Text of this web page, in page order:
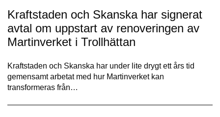
Kraftstaden och Skanska har signerat
avtal om uppstart av renoveringen av
Martinverket i Trollhättan
Kraftstaden och Skanska har under lite drygt ett års tid
gemensamt arbetat med hur Martinverket kan
transformeras från…